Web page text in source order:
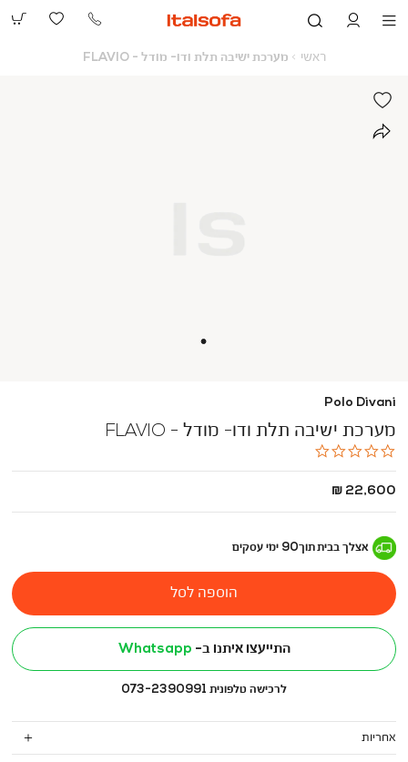
073-
ראשי ראשי
מערכת ישיבה תלת ודו- מודל - FLAVIO
Polo Divani
מערכת ישיבה תלת ודו- מודל - FLAVIO
החל
22,600 ₪
אצלך בביתתוך90 ימי עסקים
הוספה לסל
התייעצו איתנו ב- Whatsapp
לרכישה טלפונית 073-2390991
אחריות